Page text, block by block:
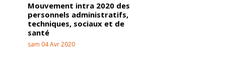
Mouvement intra 2020 des
personnels administratifs,
techniques, sociaux et de
santé
sam 04 Avr 2020